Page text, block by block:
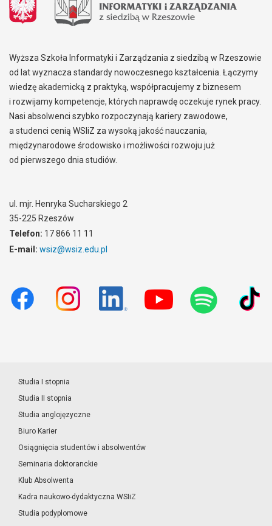
Wyższa Szkoła Informatyki i Zarządzania z siedzibą w Rzeszowie
od lat wyznacza standardy nowoczesnego kształcenia. Łączymy
wiedzę akademicką z praktyką, współpracujemy z biznesem
i rozwijamy kompetencje, których naprawdę oczekuje rynek pracy.
Nasi absolwenci szybko rozpoczynają kariery zawodowe,
a studenci cenią WSIiZ za wysoką jakość nauczania,
międzynarodowe środowisko i możliwości rozwoju już
od pierwszego dnia studiów.
ul. mjr. Henryka Sucharskiego 2
35-225 Rzeszów
Telefon: 17 866 11 11
E-mail: wsiz@wsiz.edu.pl
Studia I stopnia
Studia II stopnia
Studia anglojęzyczne
Biuro Karier
Osiągnięcia studentów i absolwentów
Seminaria doktoranckie
Klub Absolwenta
Kadra naukowo-dydaktyczna WSIiZ
Studia podyplomowe